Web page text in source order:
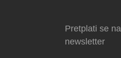
Pretplati se na
newsletter